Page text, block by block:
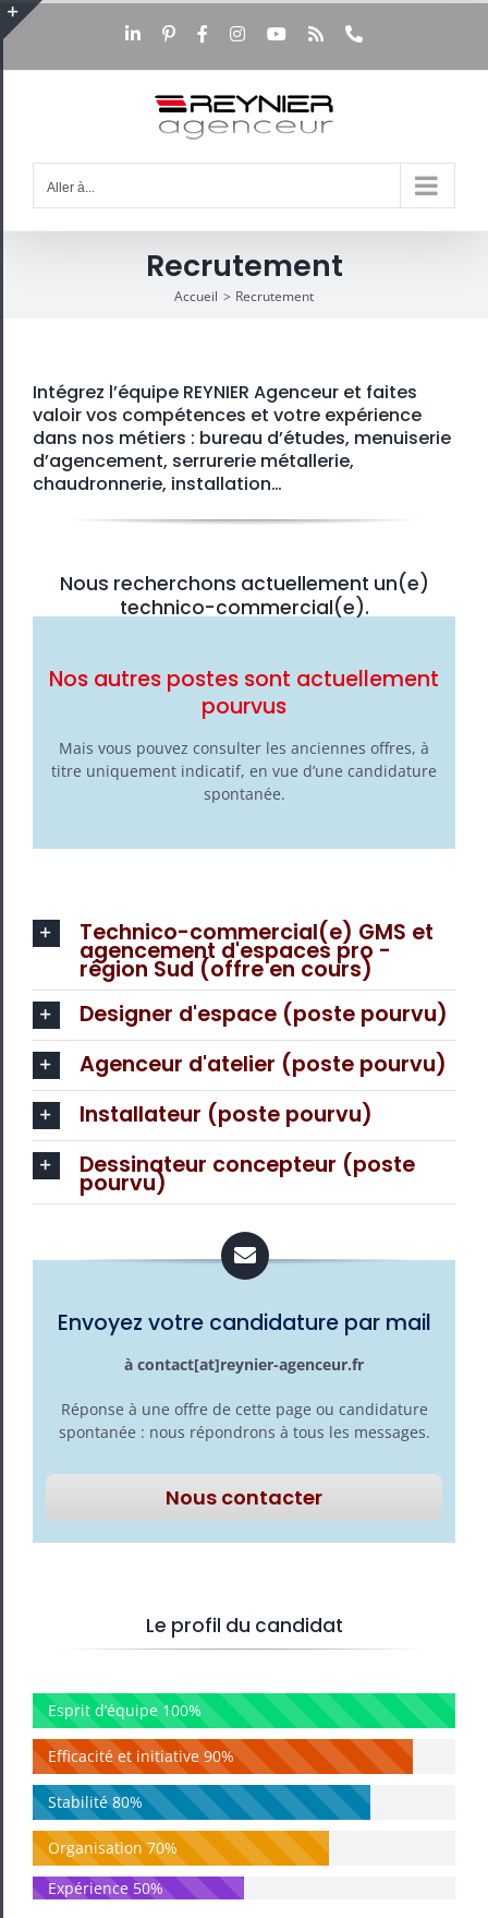
Passer
au
LinkedInPinterestFacebookInstagramYouTube
Rss
Aller à...
Recrutement
Accueil Recrutement
Intégrez l’équipe REYNIER Agenceur et faites
valoir vos compétences et votre expérience
dans nos métiers : bureau d’études, menuiserie
d’agencement, serrurerie métallerie,
chaudronnerie, installation…
Nous recherchons actuellement un(e)
technico-commercial(e).
Nos autres postes sont actuellement
pourvus
Mais vous pouvez consulter les anciennes offres, à
titre uniquement indicatif, en vue d’une candidature
spontanée.
Technico-commercial(e) GMS et
agencement d'espaces pro -
région Sud (offre en cours)
Designer d'espace (poste pourvu)
Agenceur d'atelier (poste pourvu)
Installateur (poste pourvu)
Dessinateur concepteur (poste
pourvu)
Envoyez votre candidature par mail
à contact[at]reynier-agenceur.fr
Réponse à une offre de cette page ou candidature
spontanée : nous répondrons à tous les messages.
Nous contacter
Le profil du candidat
Esprit d’équipe 100%
Efficacité et initiative 90%
Stabilité 80%
Organisation 70%
Expérience 50%
de
coulissante